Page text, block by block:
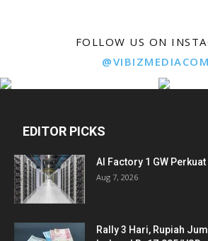
FOLLOW US ON
EDITOR PICKS
AI Factory 1 GW
Aug 7, 2026
Rally 3 Hari, Rupiah